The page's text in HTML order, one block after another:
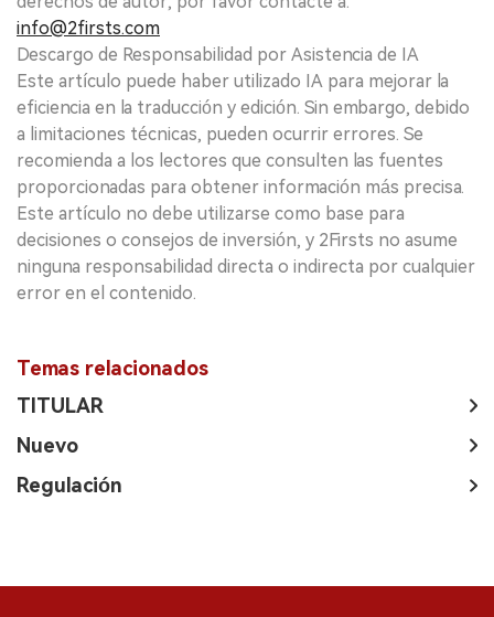
info@2firsts.com
Descargo de Responsabilidad por Asistencia de IA
Este artículo puede haber utilizado IA para mejorar la
eficiencia en la traducción y edición. Sin embargo, debido
a limitaciones técnicas, pueden ocurrir errores. Se
recomienda a los lectores que consulten las fuentes
proporcionadas para obtener información más precisa.
Este artículo no debe utilizarse como base para
decisiones o consejos de inversión, y 2Firsts no asume
ninguna responsabilidad directa o indirecta por cualquier
error en el contenido.
Temas relacionados
TITULAR
Nuevo
Regulación